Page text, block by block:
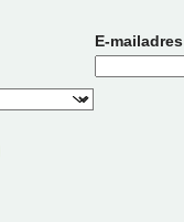
E-mailadres